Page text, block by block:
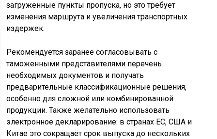
загруженные пункты пропуска, но это требует
изменения маршрута и увеличения транспортных
издержек.
Рекомендуется заранее согласовывать с
таможенными представителями перечень
необходимых документов и получать
предварительные классификационные решения,
особенно для сложной или комбинированной
продукции. Также желательно использовать
электронное декларирование: в странах ЕС, США и
Китае это сокращает срок выпуска до нескольких